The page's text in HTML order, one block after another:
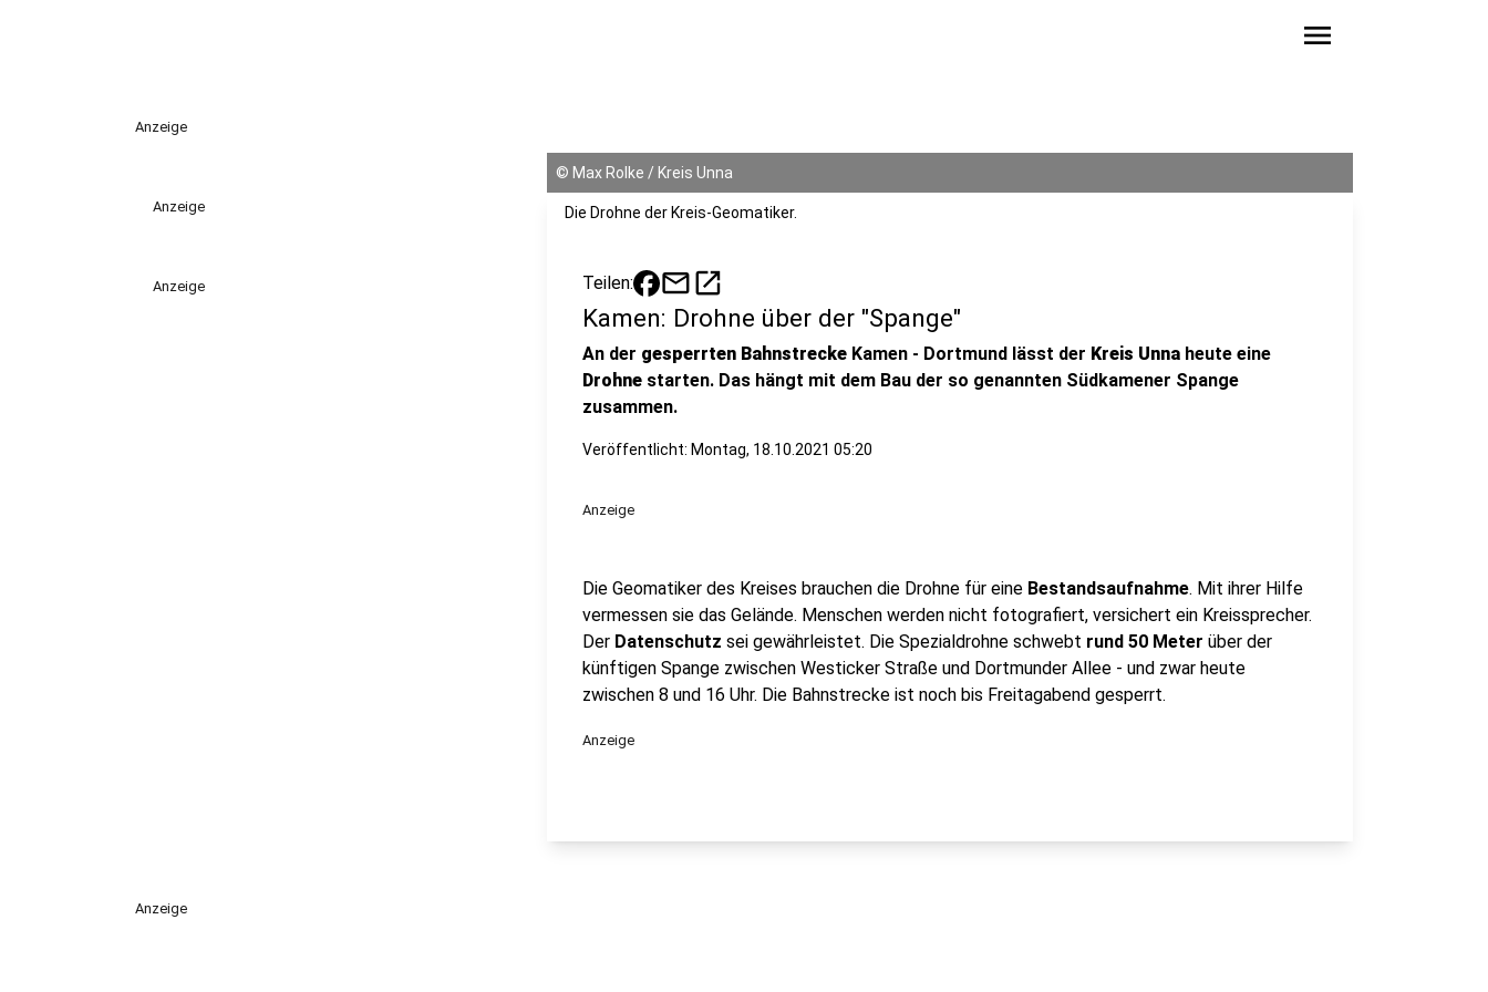
menu
Anzeige
Anzeige
Anzeige
© Max Rolke / Kreis Unna
Die Drohne der Kreis-Geomatiker.
Teilen: mailopen_in_new
Kamen: Drohne über der "Spange"
An der gesperrten Bahnstrecke Kamen - Dortmund lässt der Kreis Unna heute eine
Drohne starten. Das hängt mit dem Bau der so genannten Südkamener Spange
zusammen.
Veröffentlicht: Montag, 18.10.2021 05:20
Anzeige
Die Geomatiker des Kreises brauchen die Drohne für eine Bestandsaufnahme. Mit ihrer Hilfe
vermessen sie das Gelände. Menschen werden nicht fotografiert, versichert ein Kreissprecher.
Der Datenschutz sei gewährleistet. Die Spezialdrohne schwebt rund 50 Meter über der
künftigen Spange zwischen Westicker Straße und Dortmunder Allee - und zwar heute
zwischen 8 und 16 Uhr. Die Bahnstrecke ist noch bis Freitagabend gesperrt.
Anzeige
Anzeige